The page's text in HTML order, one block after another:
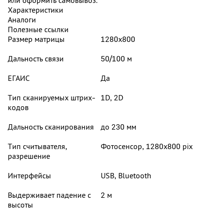
Характеристики
Аналоги
Полезные ссылки
Размер матрицы
1280х800
Дальность связи
50/100 м
ЕГАИС
Да
Тип сканируемых штрих-
кодов
1D, 2D
Дальность сканирования
до 230 мм
Тип считывателя,
разрешение
Фотосенсор, 1280x800 pix
Интерфейсы
USB, Bluetooth
Выдерживает падение с
высоты
2 м